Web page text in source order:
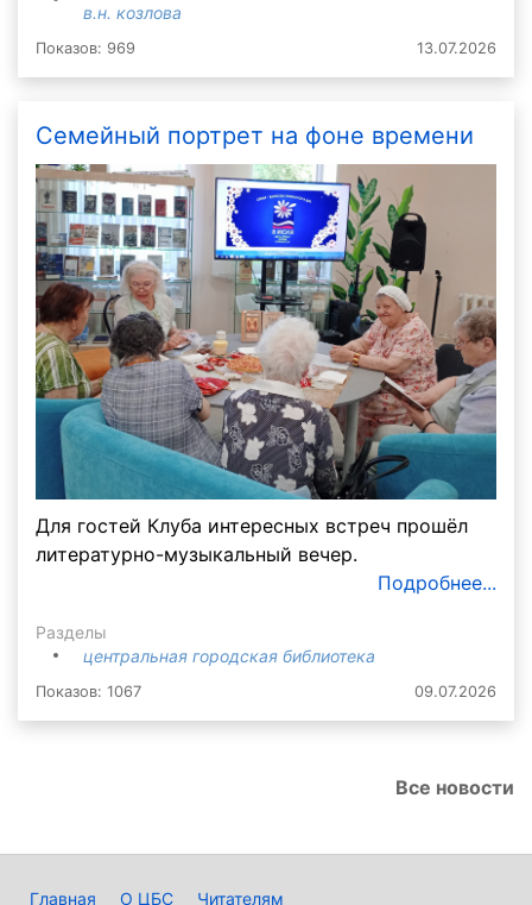
в.н. козлова
Показов: 969 13.07.2026
Семейный портрет на фоне времени
Для гостей Клуба интересных встреч прошёл
литературно-музыкальный вечер.
Подробнее...
Разделы
центральная городская библиотека
Показов: 1067 09.07.2026
Все новости
Главная О ЦБС Читателям